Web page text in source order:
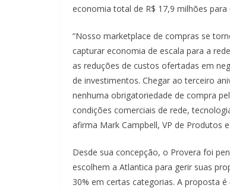
economia total de R$ 17,9 milhões para
“Nosso marketplace de compras se
capturar economia de escala para a
as reduções de custos ofertadas em
de investimentos. Chegar ao terceiro
nenhuma obrigatoriedade de compra
condições comerciais de rede,
afirma Mark Campbell, VP de Produtos
Desde sua concepção, o Provera foi
escolhem a Atlantica para gerir suas
30% em certas categorias. A proposta